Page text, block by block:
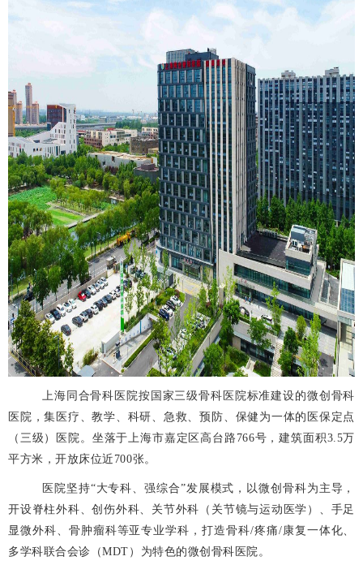
上海同合骨科医院按国家三级骨科医院标准建设的微创骨科
医院 ，集医疗、教学、科研、急救、预防、保健为一体的医保定点
（ 三级 ） 医院。坐落于上海市嘉定区高台路 766号 ，建筑面积3.5万
平方米 ，开放床位近 700张。
医院坚持“大专科、强综合”发展模式，以微创骨科为主导，
开设脊柱外科、创伤外科、关节外科（关节镜与运动医学） 、 手足
显微外科、骨肿瘤科等亚专业学科 ，打造骨科/疼痛/康复一体化、
多学科联合会诊 （MDT ） 为特色的微创骨科医院。